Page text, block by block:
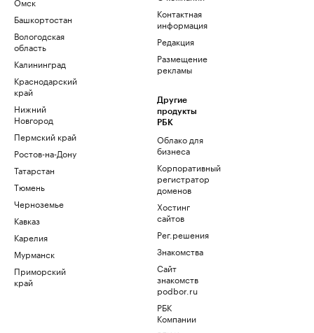
Башкортостан
Вологодская
область
Калининград
Краснодарский
край
Нижний
Новгород
Пермский край
Ростов-на-Дону
Татарстан
Тюмень
Черноземье
Кавказ
Карелия
Мурманск
Приморский
край
Контактная
информация
Редакция
Размещение
рекламы
Другие
продукты
РБК
Облако для
бизнеса
Корпоративный
регистратор
доменов
Хостинг
сайтов
Рег.решения
Знакомства
Сайт
знакомств
podbor.ru
РБК
Компании